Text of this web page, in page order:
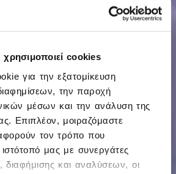
cookies
για την εξατομίκευση
την παροχή
μέσων και την ανάλυση της
Επιπλέον, μοιραζόμαστε
τον τρόπο που
ιστότοπό μας με συνεργάτες
και αναλύσεων, οι